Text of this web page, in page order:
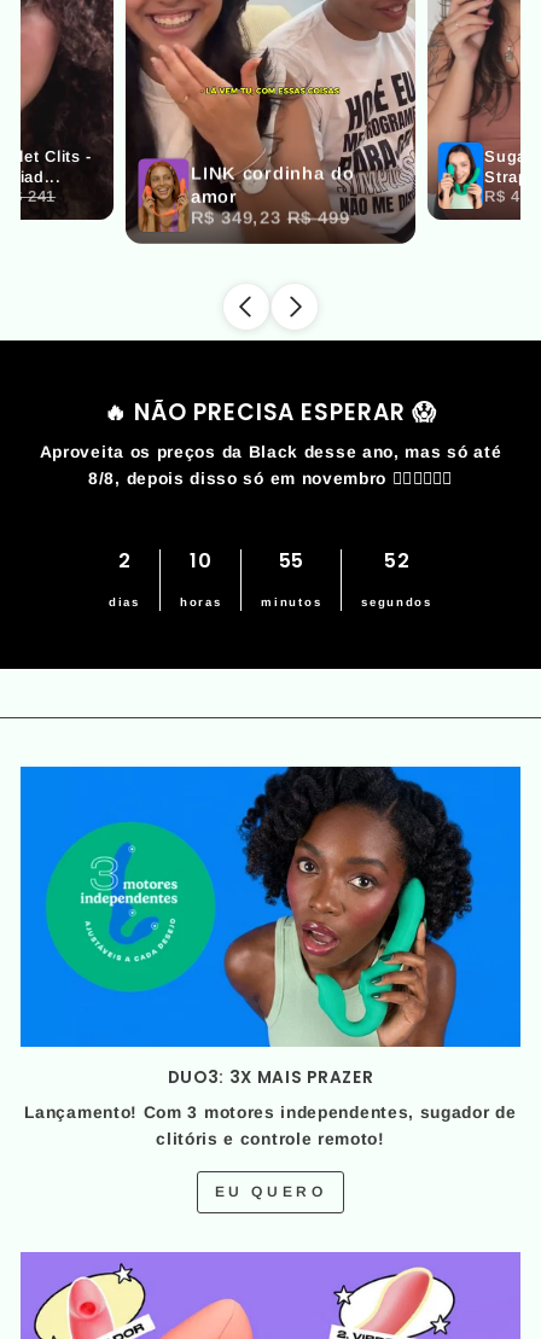
🔥 NÃO PRECISA ESPERAR 😱
Aproveita os preços da Black desse ano, mas só até
8/8, depois disso só em novembro 🏃‍♀️🏃‍♀️🏃‍♀️
2
dias
10
horas
55
minutos
51
segundos
DUO3: 3X MAIS PRAZER
Lançamento! Com 3 motores independentes, sugador de
clitóris e controle remoto!
EU QUERO